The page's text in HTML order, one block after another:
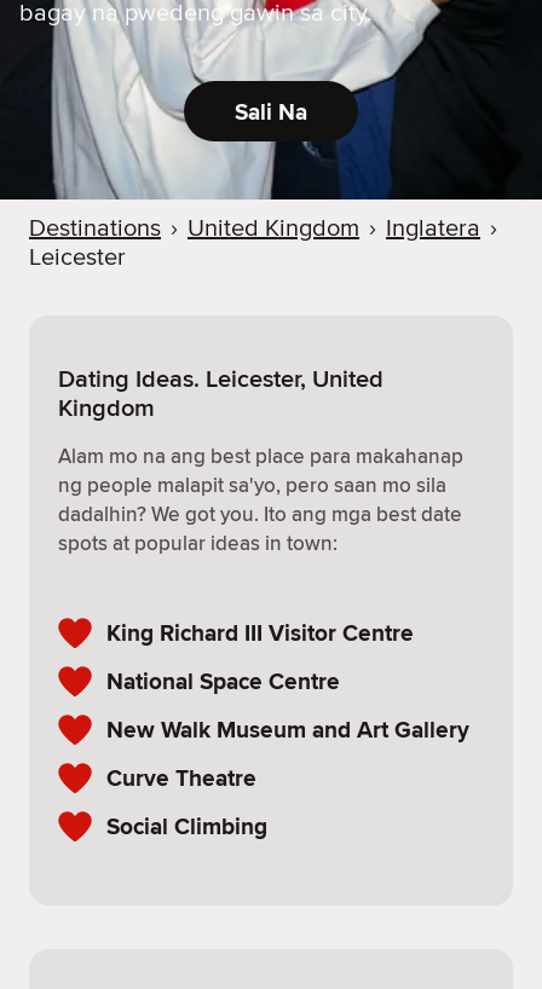
bagay na pwedeng gawin sa city.
Sali Na
Destinations › United Kingdom › Inglatera ›
Leicester
Dating Ideas. Leicester, United
Kingdom
Alam mo na ang best place para makahanap
ng people malapit sa'yo, pero saan mo sila
dadalhin? We got you. Ito ang mga best date
spots at popular ideas in town:
King Richard III Visitor Centre
National Space Centre
New Walk Museum and Art Gallery
Curve Theatre
Social Climbing